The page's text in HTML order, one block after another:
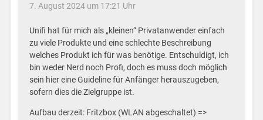
7. August 2024 um 17:21 Uhr
Unifi hat für mich als „kleinen“ Privatanwender einfach
zu viele Produkte und eine schlechte Beschreibung
welches Produkt ich für was benötige. Entschuldigt, ich
bin weder Nerd noch Profi, doch es muss doch möglich
sein hier eine Guideline für Anfänger herauszugeben,
sofern dies die Zielgruppe ist.
Aufbau derzeit: Fritzbox (WLAN abgeschaltet) =>